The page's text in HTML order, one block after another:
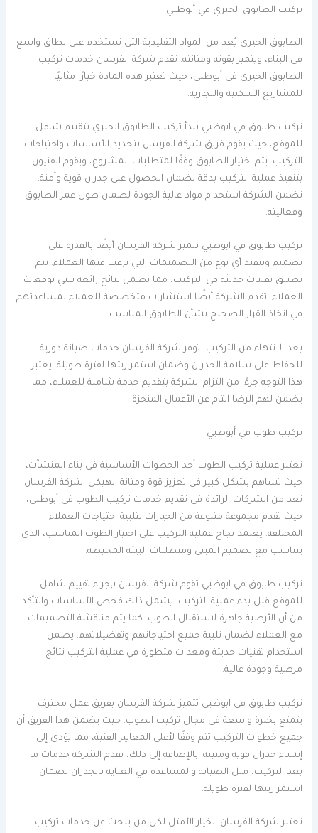
تركيب الطابوق الجيري في أبوظبي
الطابوق الجيري يُعد من المواد التقليدية التي تستخدم على نطاق واسع
في البناء، ويتميز بقوته ومتانته. تقدم شركة الفرسان خدمات تركيب
الطابوق الجيري في أبوظبي، حيث تعتبر هذه المادة خيارًا مثاليًا
للمشاريع السكنية والتجارية.
تركيب طابوق في ابوظبي يبدأ تركيب الطابوق الجيري بتقييم شامل
للموقع، حيث يقوم فريق شركة الفرسان بتحديد الأساسات واحتياجات
التركيب. يتم اختيار الطابوق وفقًا لمتطلبات المشروع، ويقوم الفنيون
بتنفيذ عملية التركيب بدقة لضمان الحصول على جدران قوية وآمنة.
تضمن الشركة استخدام مواد عالية الجودة لضمان طول عمر الطابوق
وفعاليته.
تركيب طابوق في ابوظبي تتميز شركة الفرسان أيضًا بالقدرة على
تصميم وتنفيذ أي نوع من التصميمات التي يرغب فيها العملاء. يتم
تطبيق تقنيات حديثة في التركيب، مما يضمن نتائج رائعة تلبي توقعات
العملاء. تقدم الشركة أيضًا استشارات متخصصة للعملاء لمساعدتهم
في اتخاذ القرار الصحيح بشأن الطابوق المناسب.
بعد الانتهاء من التركيب، توفر شركة الفرسان خدمات صيانة دورية
للحفاظ على سلامة الجدران وضمان استمراريتها لفترة طويلة. يعتبر
هذا التوجه جزءًا من التزام الشركة بتقديم خدمة شاملة للعملاء، مما
يضمن لهم الرضا التام عن الأعمال المنجزة.
تركيب طوب في أبوظبي
تعتبر عملية تركيب الطوب أحد الخطوات الأساسية في بناء المنشآت،
حيث تساهم بشكل كبير في تعزيز قوة ومتانة الهيكل. شركة الفرسان
تعد من الشركات الرائدة في تقديم خدمات تركيب الطوب في أبوظبي،
حيث تقدم مجموعة متنوعة من الخيارات لتلبية احتياجات العملاء
المختلفة. يعتمد نجاح عملية التركيب على اختيار الطوب المناسب، الذي
يتناسب مع تصميم المبنى ومتطلبات البيئة المحيطة.
تركيب طابوق في ابوظبي تقوم شركة الفرسان بإجراء تقييم شامل
للموقع قبل بدء عملية التركيب. يشمل ذلك فحص الأساسات والتأكد
من أن الأرضية جاهزة لاستقبال الطوب. كما يتم مناقشة التصميمات
مع العملاء لضمان تلبية جميع احتياجاتهم وتفضيلاتهم. يضمن
استخدام تقنيات حديثة ومعدات متطورة في عملية التركيب نتائج
مرضية وجودة عالية.
تركيب طابوق في ابوظبي تتميز شركة الفرسان بفريق عمل محترف
يتمتع بخبرة واسعة في مجال تركيب الطوب. حيث يضمن هذا الفريق أن
جميع خطوات التركيب تتم وفقًا لأعلى المعايير الفنية، مما يؤدي إلى
إنشاء جدران قوية ومتينة. بالإضافة إلى ذلك، تقدم الشركة خدمات ما
بعد التركيب، مثل الصيانة والمساعدة في العناية بالجدران لضمان
استمراريتها لفترة طويلة.
تعتبر شركة الفرسان الخيار الأمثل لكل من يبحث عن خدمات تركيب